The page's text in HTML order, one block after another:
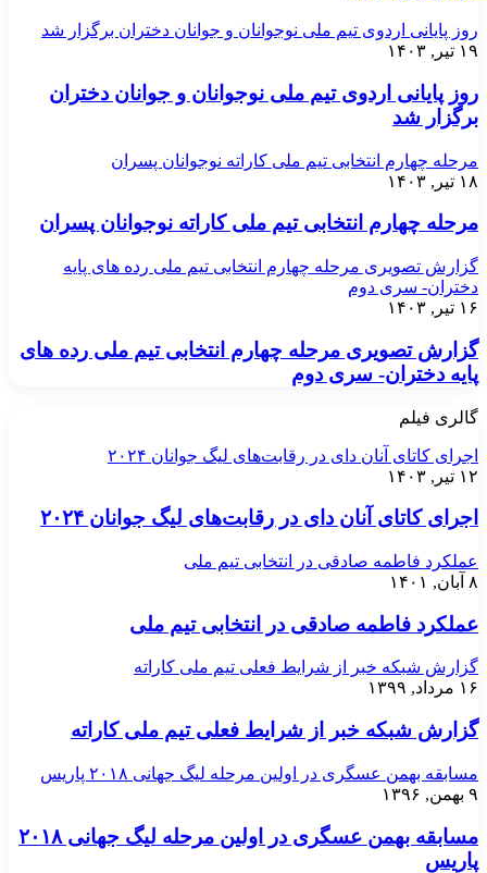
روز پایانی اردوی تیم ملی نوجوانان و جوانان دختران برگزار شد
۱۹ تیر, ۱۴۰۳
روز پایانی اردوی تیم ملی نوجوانان و جوانان دختران
برگزار شد
مرحله چهارم انتخابی تیم ملی کاراته نوجوانان پسران
۱۸ تیر, ۱۴۰۳
مرحله چهارم انتخابی تیم ملی کاراته نوجوانان پسران
گزارش تصویری مرحله چهارم انتخابی تیم ملی رده های پایه
دختران- سری دوم
۱۶ تیر, ۱۴۰۳
گزارش تصویری مرحله چهارم انتخابی تیم ملی رده های
پایه دختران- سری دوم
گالری فیلم
اجرای کاتای آنان دای در رقابت‌های لیگ جوانان ۲۰۲۴
۱۲ تیر, ۱۴۰۳
اجرای کاتای آنان دای در رقابت‌های لیگ جوانان ۲۰۲۴
عملکرد فاطمه صادقی در انتخابی تیم ملی
۸ آبان, ۱۴۰۱
عملکرد فاطمه صادقی در انتخابی تیم ملی
گزارش شبکه خبر از شرایط فعلی تیم ملی کاراته
۱۶ مرداد, ۱۳۹۹
گزارش شبکه خبر از شرایط فعلی تیم ملی کاراته
مسابقه بهمن عسگری در اولین مرحله لیگ جهانی ۲۰۱۸ پاریس
۹ بهمن, ۱۳۹۶
مسابقه بهمن عسگری در اولین مرحله لیگ جهانی ۲۰۱۸
پاریس